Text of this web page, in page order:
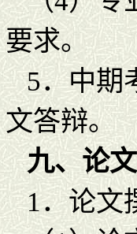
要求。
5．中期
文答辩。
九、论
1．论文